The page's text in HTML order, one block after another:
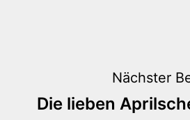
Nächster
Die lieben